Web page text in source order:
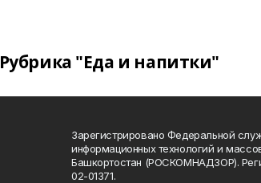
Рубрика "Еда и напитки"
Зарегистрировано Федеральной
информационных технологий и
Башкортостан (РОСКОМНАДЗОР).
02-01371.